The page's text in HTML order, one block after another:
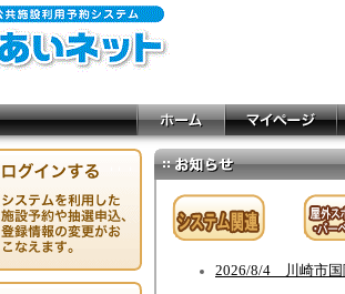
2026/8/4 川崎市国